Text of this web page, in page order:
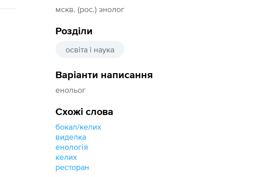
мскв. (рос.) энолог
Розділи
освіта і наука
Варіанти написання
енольог
Схожі слова
бокал/келих
виделка
енологія
келих
ресторан